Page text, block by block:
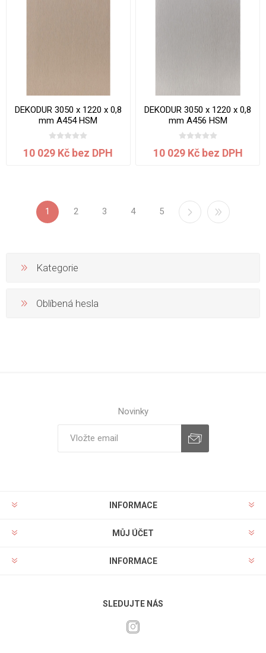
DEKODUR 3050 x 1220 x 0,8
mm A454 HSM
10 029 Kč bez DPH
DEKODUR 3050 x 1220 x 0,8
mm A456 HSM
10 029 Kč bez DPH
1 2 3 4 5
Kategorie
Oblíbená hesla
Novinky
INFORMACE
MŮJ ÚČET
INFORMACE
SLEDUJTE NÁS